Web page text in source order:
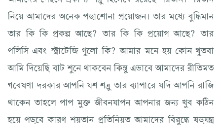
নিয়ে আমাদের অনেক পড়াশোনা প্রয়োজন। তার মধ্যে বুদ্ধিমান
তার কি কি প্রকল্প আছে? তার কি কি প্রয়োগ আছে? তার
পলিসি এবং স্ট্রাটেজি গুলো কি? আমার মনে হয় কোন খুতবা
আমি দিয়েছি বাট শুনে থাকবেন কিন্তু এভাবে আমাদের রীতিমত
গবেষণা দরকার আপনি যশ শত্রু তার ব্যাপারে যদি আপনি রাজি
থাকেন তাহলে পাপ মুক্ত জীবনযাপন আপনার জন্য খুব কঠিন
হয়ে পড়বে কারণ শয়তান প্রতিনিয়ত আমাদের বিরুদ্ধে ষড়যন্ত্র